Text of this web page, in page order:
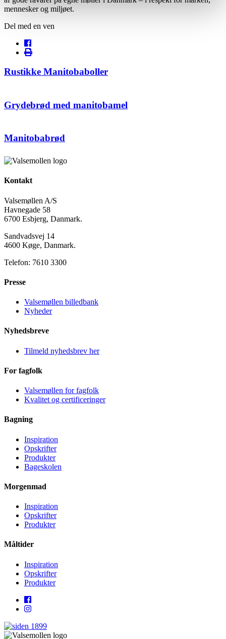
mennesker og miljøet.
Del med en ven
Rustikke Manitobaboller
Grydebrød med manitobamel
Manitobabrød
Kontakt
Valsemøllen A/S
Havnegade 58
6700 Esbjerg, Danmark.
Sandvadsvej 14
4600 Køge, Danmark.
Telefon: 7610 3300
Presse
Valsemøllen billedbank
Nyheder
Nyhedsbreve
Tilmeld nyhedsbrev her
For fagfolk
Valsemøllen for fagfolk
Kvalitet og certificeringer
Bagning
Inspiration
Opskrifter
Produkter
Bageskolen
Morgenmad
Inspiration
Opskrifter
Produkter
Måltider
Inspiration
Opskrifter
Produkter